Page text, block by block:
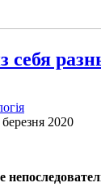
себя
2020